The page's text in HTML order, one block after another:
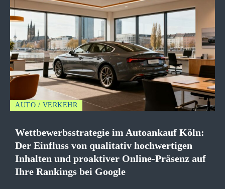
AUTO / VERKEHR
Wettbewerbsstrategie im Autoankauf Köln:
Der Einfluss von qualitativ hochwertigen
Inhalten und proaktiver Online-Präsenz auf
Ihre Rankings bei Google